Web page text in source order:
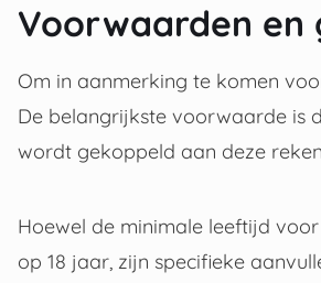
Voorwaarden en
Om in aanmerking te komen
De belangrijkste voorwaarde is
wordt gekoppeld aan deze
Hoewel de minimale leeftijd
op 18 jaar, zijn specifieke